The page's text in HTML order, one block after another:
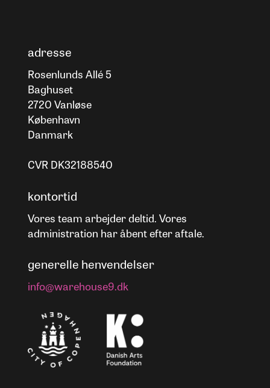
adresse
Rosenlunds Allé 5
Baghuset
2720 Vanløse
København
Danmark
CVR DK32188540
kontortid
Vores team arbejder deltid. Vores
administration har åbent efter aftale.
generelle henvendelser
info@warehouse9.dk